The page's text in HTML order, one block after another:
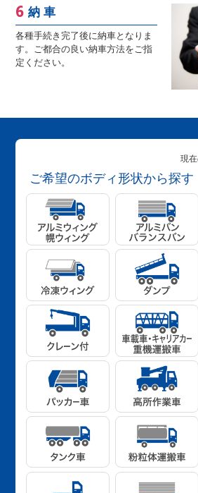
納 車
各種手続き完了後に納車となりま
す。ご都合の良い納車方法をご指
定ください。
現
ご希望のボディ形状から探す